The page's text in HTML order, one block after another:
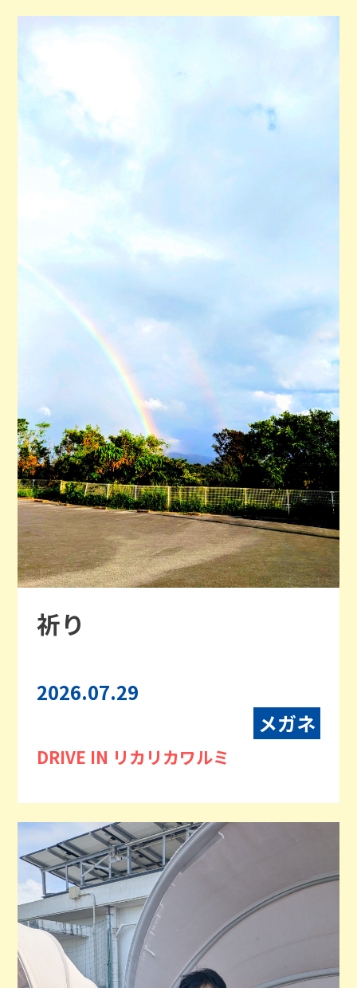
祈り
2026.07.29
メガネ
DRIVE IN リカリカワルミ